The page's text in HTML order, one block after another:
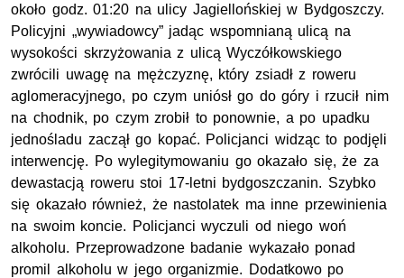
około godz. 01:20 na ulicy Jagiellońskiej w Bydgoszczy.
Policyjni „wywiadowcy” jadąc wspomnianą ulicą na
wysokości skrzyżowania z ulicą Wyczółkowskiego
zwrócili uwagę na mężczyznę, który zsiadł z roweru
aglomeracyjnego, po czym uniósł go do góry i rzucił nim
na chodnik, po czym zrobił to ponownie, a po upadku
jednośladu zaczął go kopać. Policjanci widząc to podjęli
interwencję. Po wylegitymowaniu go okazało się, że za
dewastacją roweru stoi 17-letni bydgoszczanin. Szybko
się okazało również, że nastolatek ma inne przewinienia
na swoim koncie. Policjanci wyczuli od niego woń
alkoholu. Przeprowadzone badanie wykazało ponad
promil alkoholu w jego organizmie. Dodatkowo po